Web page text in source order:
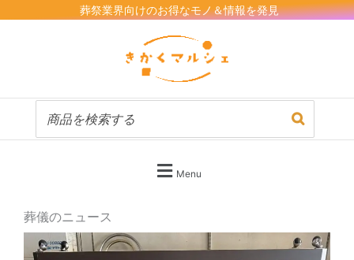
容
プ
葬祭業界向けのお得なモノ＆情報を発見
Menu
葬儀のニュース